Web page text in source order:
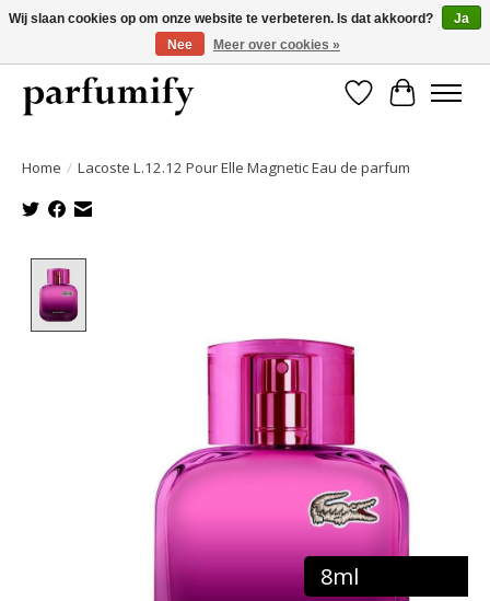
750+ Geuren | Gratis verzending | Maandelijks opzegbaar
Verlanglijst
Home / Lacoste L.12.12 Pour Elle Magnetic Eau de parfum
8ml
Wij slaan cookies op om onze website te verbeteren. Is dat akkoord?
Ja
Nee
Meer over cookies »